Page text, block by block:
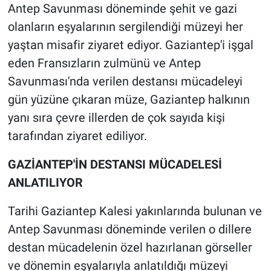
Antep Savunması döneminde şehit ve gazi
olanların eşyalarının sergilendiği müzeyi her
yaştan misafir ziyaret ediyor. Gaziantep'i işgal
eden Fransızların zulmünü ve Antep
Savunması'nda verilen destansı mücadeleyi
gün yüzüne çıkaran müze, Gaziantep halkının
yanı sıra çevre illerden de çok sayıda kişi
tarafından ziyaret ediliyor.
GAZİANTEP'İN DESTANSI MÜCADELESİ
ANLATILIYOR
Tarihi Gaziantep Kalesi yakınlarında bulunan ve
Antep Savunması döneminde verilen o dillere
destan mücadelenin özel hazırlanan görseller
ve dönemin eşyalarıyla anlatıldığı müzeyi